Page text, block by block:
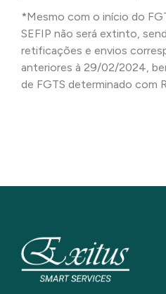
*Mesmo com o início do
SEFIP não será extinto,
retificações e envios
anteriores à 29/02/2024,
de FGTS determinado com